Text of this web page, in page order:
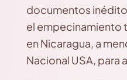
documentos
el empecinamiento
en Nicaragua, a
Nacional USA,